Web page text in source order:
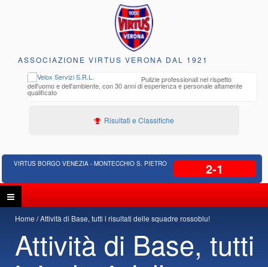
ASSOCIAZIONE VIRTUS VERONA DAL 1921
Pulizie professionali nel rispetto
dell'uomo e dell'ambiente, con 30 anni di esperienza e personale altamente
qualificato
Risultati e Classifiche
VIRTUS BORGO VENEZIA - MONTECCHIO S. PIETRO 2-1
Home Attività di Base, tutti i risultati delle squadre rossoblu!
Attività di Base, tutti